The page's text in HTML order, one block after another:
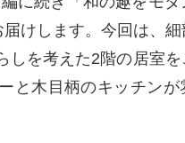
けします。今回は、
しを考えた2階の居室を
と木目柄のキッチンが